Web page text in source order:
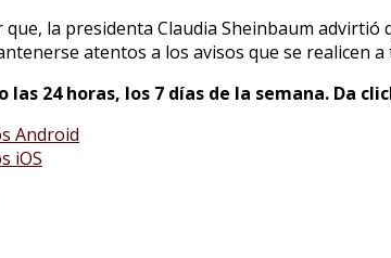
la presidenta Claudia Sheinbaum advirtió
atentos a los avisos que se realicen
24 horas, los 7 días de la semana. Da
Android
iOS